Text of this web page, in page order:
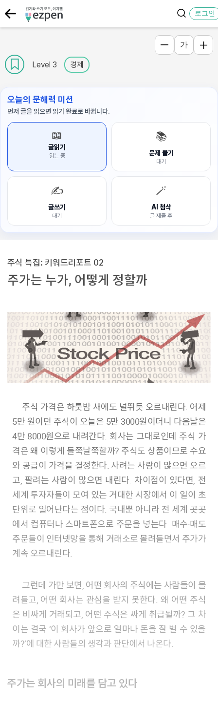
로그인
Level 3 경제
가
오늘의 문해력 미션
먼저 글을 읽으면 읽기 완료로 바뀝니다.
📖
글읽기
읽는 중
📚
문제 풀기
대기
✍️
글쓰기
대기
🪄
AI 첨삭
글 제출 후
주식 특집: 키워드리포트 02
주가는 누가, 어떻게 정할까
주식 가격은 하룻밤 새에도 널뛰듯 오르내린다. 어제
5만 원이던 주식이 오늘은 5만 3000원이더니 다음날은
4만 8000원으로 내려간다. 회사는 그대로인데 주식 가
격은 왜 이렇게 들쭉날쭉할까? 주식도 상품이므로 수요
와 공급이 가격을 결정한다. 사려는 사람이 많으면 오르
고, 팔려는 사람이 많으면 내린다. 차이점이 있다면, 전
세계 투자자들이 모여 있는 거대한 시장에서 이 일이 초
단위로 일어난다는 점이다. 국내뿐 아니라 전 세계 곳곳
에서 컴퓨터나 스마트폰으로 주문을 넣는다. 매수·매도
주문들이 인터넷망을 통해 거래소로 몰려들면서 주가가
계속 오르내린다.
그런데 가만 보면, 어떤 회사의 주식에는 사람들이 몰
려들고, 어떤 회사는 관심을 받지 못한다. 왜 어떤 주식
은 비싸게 거래되고, 어떤 주식은 싸게 취급될까? 그 차
이는 결국 ‘이 회사가 앞으로 얼마나 돈을 잘 벌 수 있을
까?’에 대한 사람들의 생각과 판단에서 나온다.
주가는 회사의 미래를 담고 있다